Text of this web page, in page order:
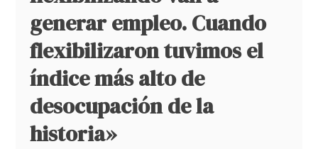
generar empleo. Cuando
flexibilizaron tuvimos el
índice más alto de
desocupación de la
historia»